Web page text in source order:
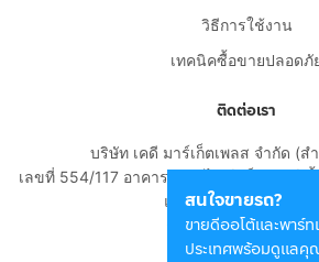
สนใจขายรถ?
ขายดีออโต้และพาร์ท
ประเทศพร้อมดูแลคุ
วิธีการใช้งาน
เทคนิคซื้อขายปลอดภั
ติดต่อเรา
บริษัท เคดี มาร์เก็ตเพลส จำกัด (ส
เลขที่ 554/117 อาคารสกายไนน์ เซ็นเตอร์
แขวงดินแดง เขตดินแดง
กรุงเทพมหานคร